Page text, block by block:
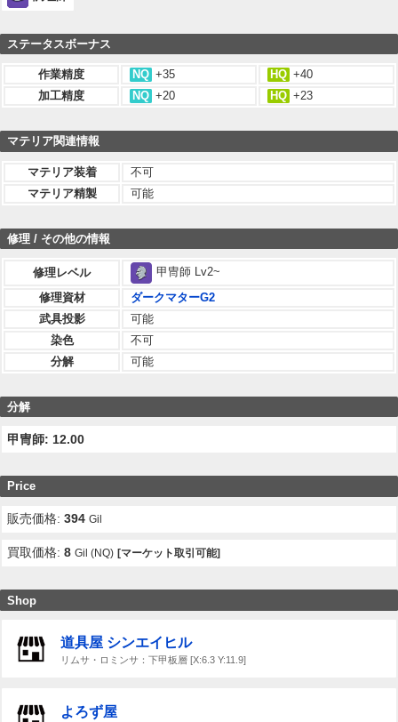
ステータスボーナス
作業精度 NQ +35 HQ +40
加工精度
NQ +20 HQ +23
マテリア関連情報
マテリア装着
不可
マテリア精製
可能
修理 / その他の情報
修理レベル
甲冑師 Lv2~
修理資材
ダークマターG2
武具投影
可能
染色
不可
分解
可能
分解
甲冑師: 12.00
Price
販売価格:394 Gil
買取価格:8 Gil (NQ) [マーケット取引可能]
Shop
道具屋 シンエイヒル
リムサ・ロミンサ：下甲板層 [X:6.3 Y:11.9]
よろず屋